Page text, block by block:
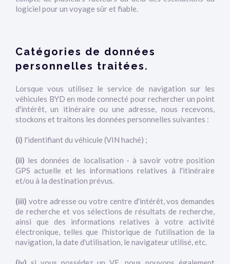
logiciel pour un voyage sûr et fiable.
Catégories de données
personnelles traitées.
Lorsque vous utilisez le service de navigation sur les
véhicules BYD en mode connecté pour rechercher un point
d'intérêt, un itinéraire ou une adresse, nous recevons,
stockons et traitons les données personnelles suivantes :
(i) l'identifiant du véhicule (VIN haché) ;
(ii) les données de localisation - à savoir votre position
GPS actuelle et les informations relatives à l'itinéraire
et/ou à la destination prévus.
(iii) votre adresse ou votre centre d'intérêt, vos demandes
de recherche et vos sélections de résultats de recherche,
ainsi que des informations relatives à votre activité
électronique, telles que l'historique de l'utilisation de la
navigation, la date d'utilisation, le navigateur utilisé, etc.